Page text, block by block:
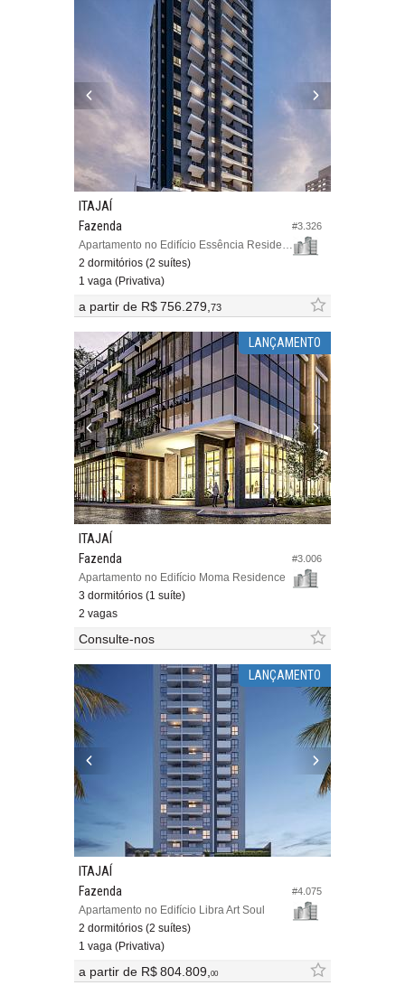
#3.326
ITAJAÍ
Fazenda
Apartamento no Edifício Essência Residence
2 dormitórios (2 suítes)
1 vaga (Privativa)
a partir de R$ 756.279,73
LANÇAMENTO
#3.006
ITAJAÍ
Fazenda
Apartamento no Edifício Moma Residence
3 dormitórios (1 suíte)
2 vagas
Consulte-nos
LANÇAMENTO
#4.075
ITAJAÍ
Fazenda
Apartamento no Edifício Libra Art Soul
2 dormitórios (2 suítes)
1 vaga (Privativa)
a partir de R$ 804.809,00